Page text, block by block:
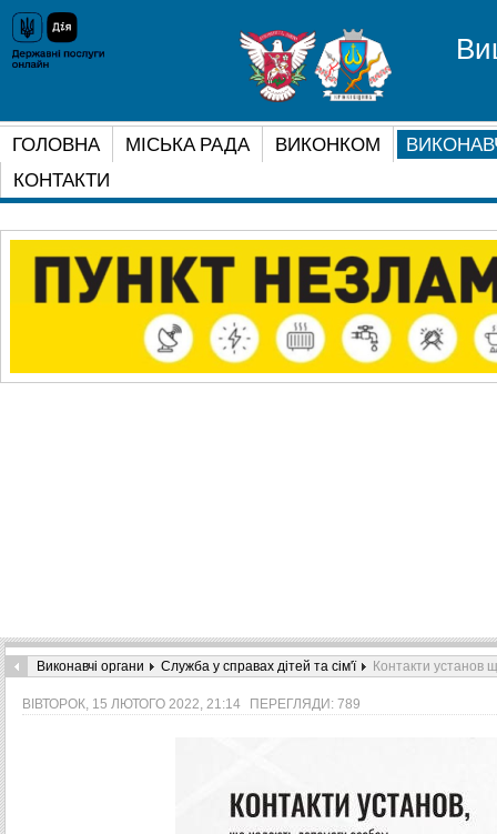
ГОЛОВНА МІСЬКА РАДА ВИКОНКОМ
КОНТАКТИ
Виконавчі органи Служба у справах дітей та сім'ї Контакти установ
ВІВТОРОК, 15 ЛЮТОГО 2022, 21:14 ПЕРЕГЛЯДИ: 789